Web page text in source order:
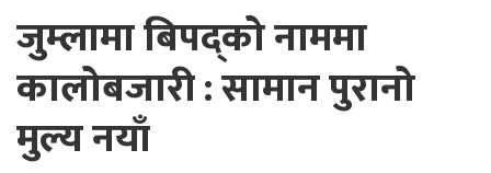
जुम्लामा बिपद्को नाममा
कालोबजारी : सामान पुरानो
मुल्य नयाँ